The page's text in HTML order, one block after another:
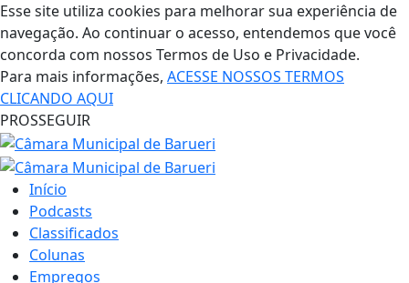
Esse site utiliza cookies para melhorar sua experiência de
navegação. Ao continuar o acesso, entendemos que você
concorda com nossos Termos de Uso e Privacidade.
Para mais informações, ACESSE NOSSOS TERMOS
CLICANDO AQUI
PROSSEGUIR
Início
Podcasts
Classificados
Colunas
Empregos